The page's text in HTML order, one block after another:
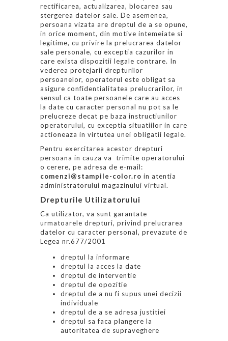
rectificarea, actualizarea, blocarea sau
stergerea datelor sale. De asemenea,
persoana vizata are dreptul de a se opune,
in orice moment, din motive intemeiate si
legitime, cu privire la prelucrarea datelor
sale personale, cu exceptia cazurilor in
care exista dispozitii legale contrare. In
vederea protejarii drepturilor
persoanelor, operatorul este obligat sa
asigure confidentialitatea prelucrarilor, in
sensul ca toate persoanele care au acces
la date cu caracter personal nu pot sa le
prelucreze decat pe baza instructiunilor
operatorului, cu exceptia situatiilor in care
actioneaza in virtutea unei obligatii legale.
Pentru exercitarea acestor drepturi
persoana in cauza va trimite operatorului
o cerere, pe adresa de e-mail:
comenzi@stampile-color.ro in atentia
administratorului magazinului virtual.
Drepturile Utilizatorului
Ca utilizator, va sunt garantate
urmatoarele drepturi, privind prelucrarea
datelor cu caracter personal, prevazute de
Legea nr.677/2001
dreptul la informare
dreptul la acces la date
dreptul de interventie
dreptul de opozitie
dreptul de a nu fi supus unei decizii
individuale
dreptul de a se adresa justitiei
dreptul sa faca plangere la
autoritatea de supraveghere